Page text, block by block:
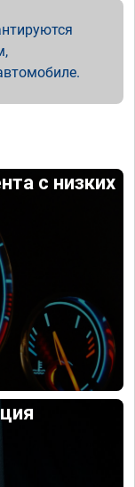
с низких